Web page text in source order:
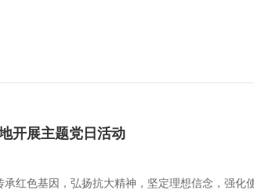
开展主题党日活动
红色基因，弘扬抗大精神，坚定理想信念，强化